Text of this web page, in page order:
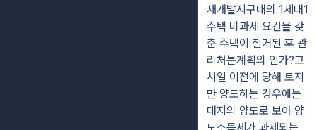
재개발지구내의 1세대1
주택 비과세 요건을 갖
춘 주택이 철거된 후 관
리처분계획의 인가?고
시일 이전에 당해 토지
만 양도하는 경우에는
대지의 양도로 보아 양